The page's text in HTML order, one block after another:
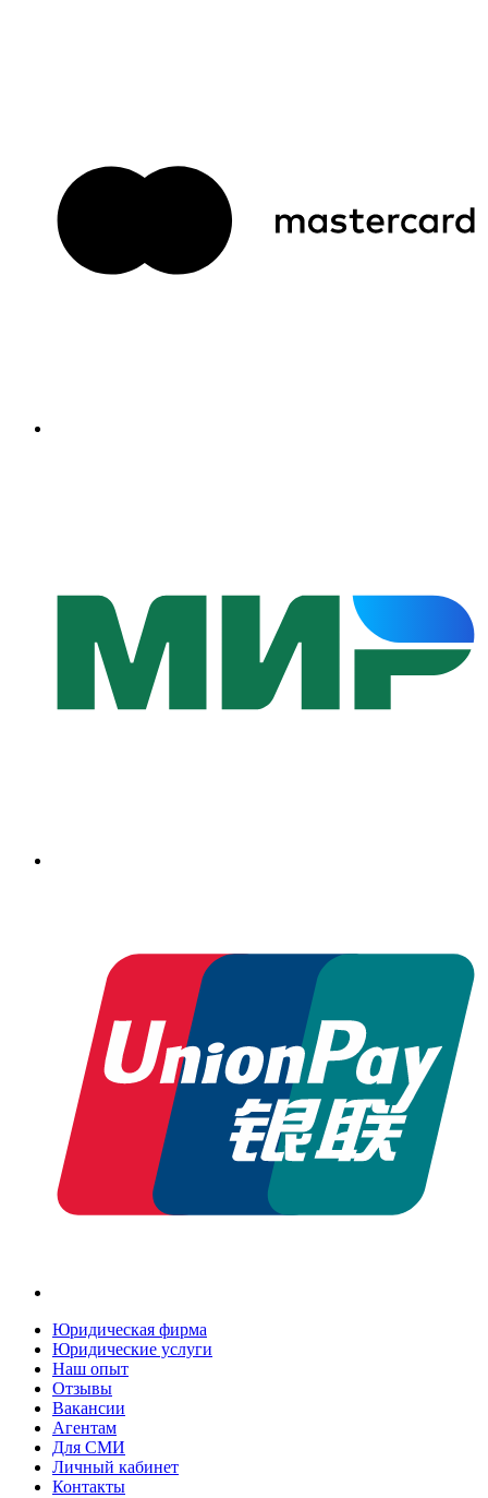
Юридическая фирма
Юридические услуги
Наш опыт
Отзывы
Вакансии
Агентам
Для СМИ
Личный кабинет
Контакты